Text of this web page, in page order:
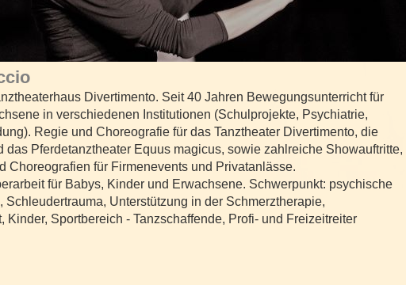
Divertimento. Seit 40 Jahren Bewegungsunterricht für
in verschiedenen Institutionen (Schulprojekte, Psychiatrie,
Regie und Choreografie für das Tanztheater Divertimento, die
das Pferdetanztheater Equus magicus, sowie zahlreiche Showauftritte,
Choreografien für Firmenevents und Privatanlässe.
für Babys, Kinder und Erwachsene. Schwerpunkt: psychische
Schleudertrauma, Unterstützung in der Schmerztherapie,
Kinder, Sportbereich - Tanzschaffende, Profi- und Freizeitreiter